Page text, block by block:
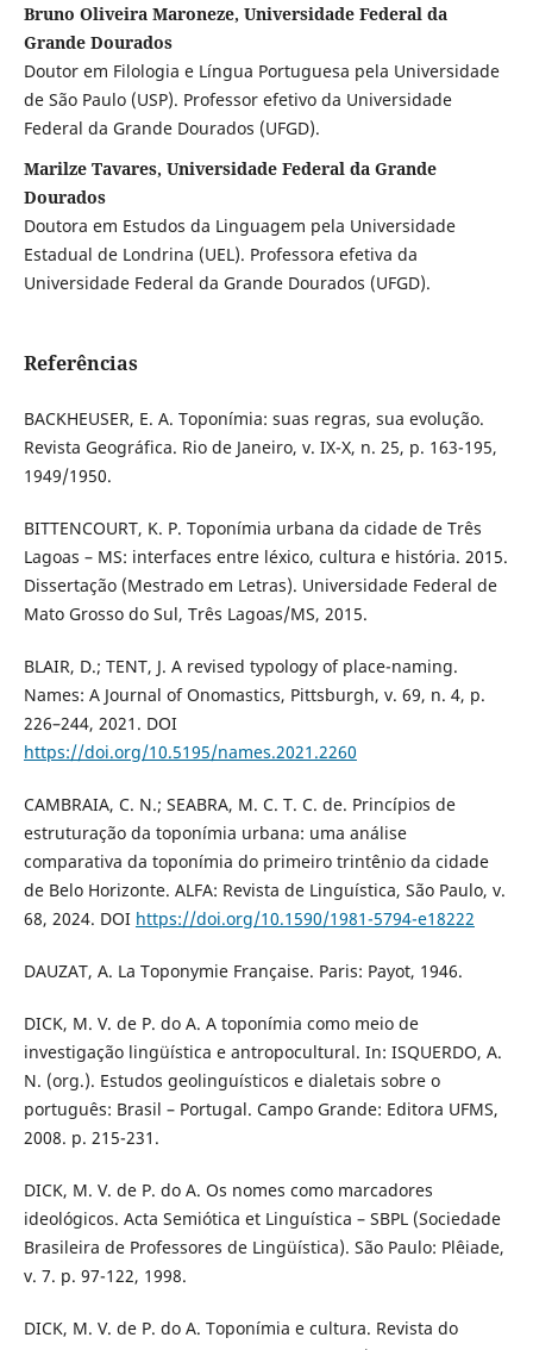
Bruno Oliveira Maroneze, Universidade Federal da
Grande Dourados
Doutor em Filologia e Língua Portuguesa pela Universidade
de São Paulo (USP). Professor efetivo da Universidade
Federal da Grande Dourados (UFGD).
Marilze Tavares, Universidade Federal da Grande
Dourados
Doutora em Estudos da Linguagem pela Universidade
Estadual de Londrina (UEL). Professora efetiva da
Universidade Federal da Grande Dourados (UFGD).
Referências
BACKHEUSER, E. A. Toponímia: suas regras, sua evolução.
Revista Geográfica. Rio de Janeiro, v. IX-X, n. 25, p. 163-195,
1949/1950.
BITTENCOURT, K. P. Toponímia urbana da cidade de Três
Lagoas – MS: interfaces entre léxico, cultura e história. 2015.
Dissertação (Mestrado em Letras). Universidade Federal de
Mato Grosso do Sul, Três Lagoas/MS, 2015.
BLAIR, D.; TENT, J. A revised typology of place-naming.
Names: A Journal of Onomastics, Pittsburgh, v. 69, n. 4, p.
226–244, 2021. DOI
https://doi.org/10.5195/names.2021.2260
CAMBRAIA, C. N.; SEABRA, M. C. T. C. de. Princípios de
estruturação da toponímia urbana: uma análise
comparativa da toponímia do primeiro trintênio da cidade
de Belo Horizonte. ALFA: Revista de Linguística, São Paulo, v.
68, 2024. DOI https://doi.org/10.1590/1981-5794-e18222
DAUZAT, A. La Toponymie Française. Paris: Payot, 1946.
DICK, M. V. de P. do A. A toponímia como meio de
investigação lingüística e antropocultural. In: ISQUERDO, A.
N. (org.). Estudos geolinguísticos e dialetais sobre o
português: Brasil – Portugal. Campo Grande: Editora UFMS,
2008. p. 215-231.
DICK, M. V. de P. do A. Os nomes como marcadores
ideológicos. Acta Semiótica et Linguística – SBPL (Sociedade
Brasileira de Professores de Lingüística). São Paulo: Plêiade,
v. 7. p. 97-122, 1998.
DICK, M. V. de P. do A. Toponímia e cultura. Revista do